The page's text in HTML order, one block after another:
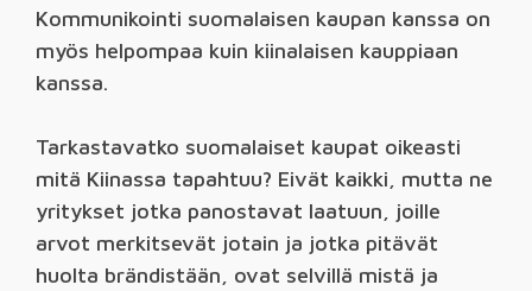
Kommunikointi suomalaisen kaupan kanssa on
myös helpompaa kuin kiinalaisen kauppiaan
kanssa.
Tarkastavatko suomalaiset kaupat oikeasti
mitä Kiinassa tapahtuu? Eivät kaikki, mutta ne
yritykset jotka panostavat laatuun, joille
arvot merkitsevät jotain ja jotka pitävät
huolta brändistään, ovat selvillä mistä ja